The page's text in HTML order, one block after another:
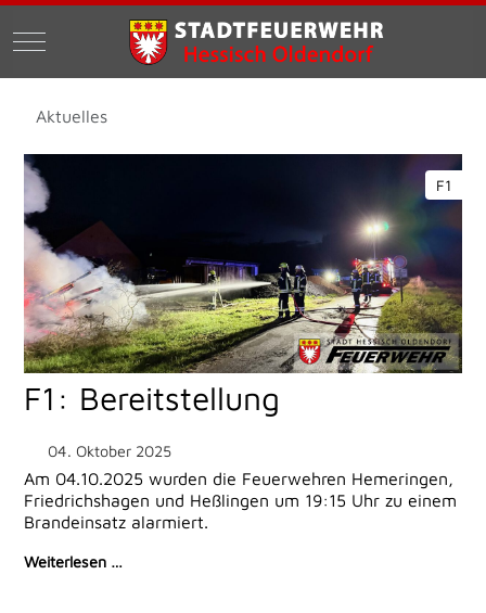
Mobile Menu Toggle
Aktuelles
F1
F1: Bereitstellung
04. Oktober 2025
Am 04.10.2025 wurden die Feuerwehren Hemeringen,
Friedrichshagen und Heßlingen um 19:15 Uhr zu einem
Brandeinsatz alarmiert.
Weiterlesen …